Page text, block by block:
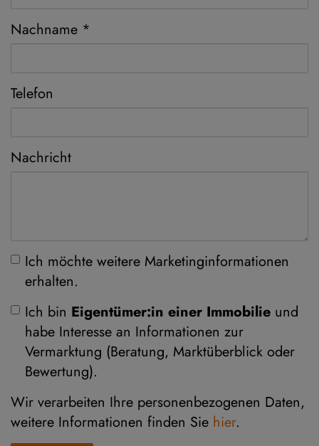
Nachname
Telefon
Nachricht
Ich möchte weitere Marketinginformationen
erhalten.
Ich bin Eigentümer:in einer Immobilie und
habe Interesse an Informationen zur
Vermarktung (Beratung, Marktüberblick oder
Bewertung).
Wir verarbeiten Ihre personenbezogenen Daten,
weitere Informationen finden Sie hier.